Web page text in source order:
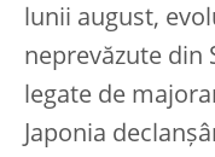
lunii august,
neprevăzute din
legate de
Japonia